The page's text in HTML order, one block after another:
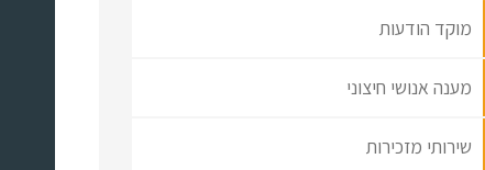
מוקד הודעות
מענה אנושי חיצוני
שירותי מזכירות